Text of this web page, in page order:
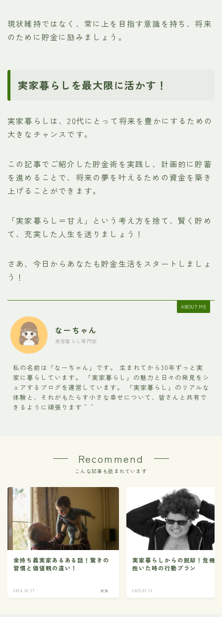
現状維持ではなく、常に上を目指す意識を持ち、将来
のために貯金に励みましょう。
実家暮らしを最大限に活かす！
実家暮らしは、20代にとって将来を豊かにするための
大きなチャンスです。
この記事でご紹介した貯金術を実践し、計画的に貯蓄
を進めることで、将来の夢を叶えるための資金を築き
上げることができます。
「実家暮らし＝甘え」という考え方を捨て、賢く貯め
て、充実した人生を送りましょう！
さあ、今日からあなたも貯金生活をスタートしましょ
う！
ABOUT ME
なーちゃん
実家暮らし専門家
私の名前は「なーちゃん」です。 生まれてから30年ずっと実
家に暮らしています。 「実家暮らし」の魅力と日々の発見をシ
ェアするブログを運営しています。 「実家暮らし」のリアルな
体験と、それがもたらす小さな幸せについて、皆さんと共有で
きるように頑張ります＾＾
Recommend
こんな記事も読まれています
金持ち義実家あるある話！驚きの
習慣と価値観の違い！
2024.09.17 家族
実家暮らしからの脱却！危機
抱いた時の行動プラン
2025.01.13